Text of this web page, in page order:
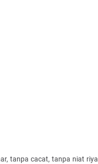
tanpa cacat, tanpa niat riya